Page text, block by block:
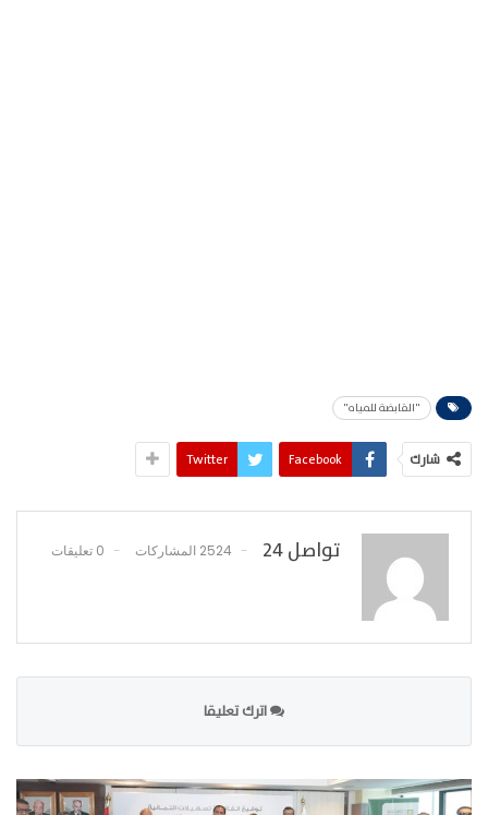
"القابضة للمياه"
شارك Facebook
Twitter
تواصل 24 2524 المشاركات 0 تعليقات
اترك تعليقا